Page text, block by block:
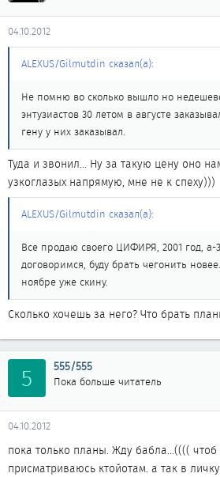
04.10.2012
ALEXUS/Gilmutdin сказал(а):
Не помню во сколько вышло но
энтузиастов 30 летом в августе
гену у них заказывал.
Туда и звонил... Ну за такую цену оно
узкоглазых напрямую, мне не к спеху)))
ALEXUS/Gilmutdin сказал(а):
Все продаю своего ЦИФИРЯ, 2001 год, а-
договоримся, буду брать чегонить
ноябре уже скину.
Сколько хочешь за него? Что брать
5 555/555
Пока больше читатель
04.10.2012
пока только планы. Жду бабла...(((( чтоб
присматриваюсь ктойотам. а так в